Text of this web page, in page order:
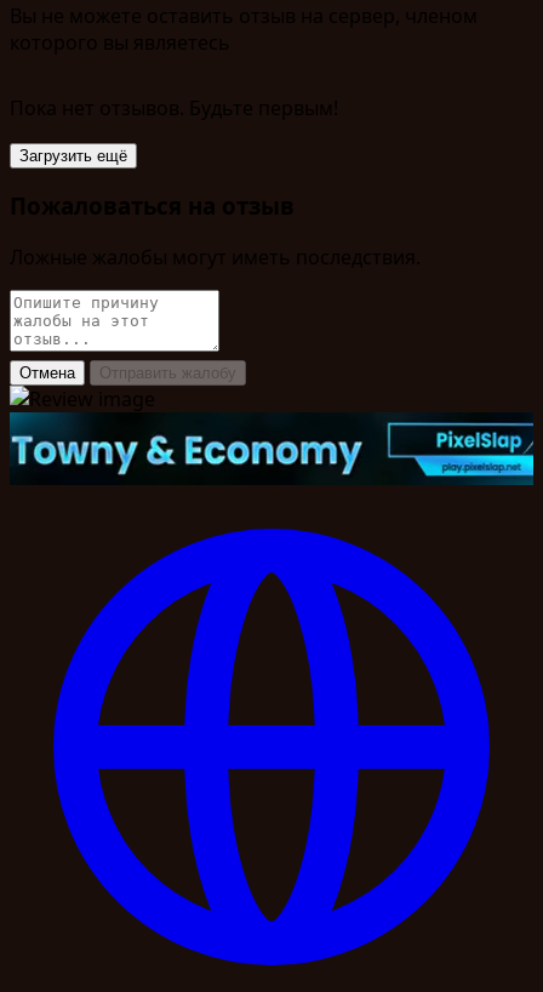
Вы не можете оставить отзыв на сервер, членом
которого вы являетесь
Пока нет отзывов. Будьте первым!
Загрузить ещё
Пожаловаться на отзыв
Ложные жалобы могут иметь последствия.
Отмена Отправить жалобу